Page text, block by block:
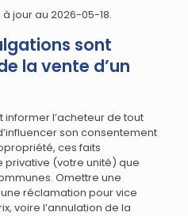
jour au 2026-05-18.
sont
la vente d’un
l’acheteur de tout
son consentement
ces faits
(votre unité) que
Omettre une
réclamation pour vice
voire l’annulation de la